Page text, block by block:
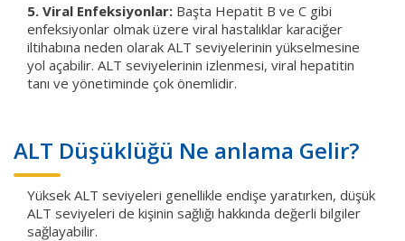
5. Viral Enfeksiyonlar: Başta Hepatit B ve C gibi
enfeksiyonlar olmak üzere viral hastalıklar karaciğer
iltihabına neden olarak ALT seviyelerinin yükselmesine
yol açabilir. ALT seviyelerinin izlenmesi, viral hepatitin
tanı ve yönetiminde çok önemlidir.
ALT Düşüklüğü Ne anlama Gelir?
Yüksek ALT seviyeleri genellikle endişe yaratırken, düşük
ALT seviyeleri de kişinin sağlığı hakkında değerli bilgiler
sağlayabilir.